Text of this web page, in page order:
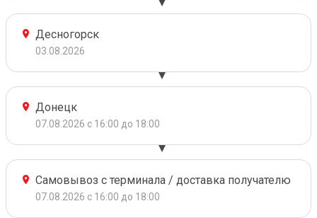
Десногорск
03.08.2026
Донецк
07.08.2026 с 16:00 до 18:00
Самовывоз с терминала / доставка получателю
07.08.2026 с 16:00 до 18:00